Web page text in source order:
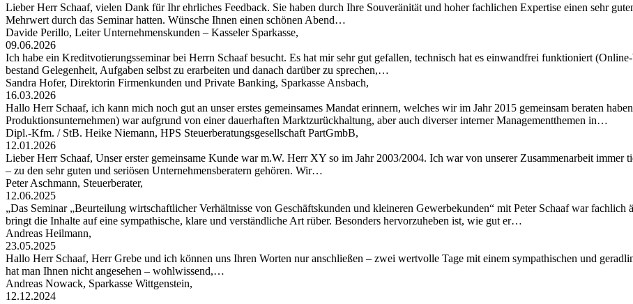
Lieber Herr Schaaf, vielen Dank für Ihr ehrliches Feedback. Sie haben durch Ihre Souveränität und hoher fachlichen Expertise einen sehr
Mehrwert durch das Seminar hatten. Wünsche Ihnen einen schönen Abend…
Davide Perillo, Leiter Unternehmenskunden – Kasseler Sparkasse,
09.06.2026
Ich habe ein Kreditvotierungsseminar bei Herrn Schaaf besucht. Es hat mir sehr gut gefallen, technisch hat es einwandfrei funktioniert
bestand Gelegenheit, Aufgaben selbst zu erarbeiten und danach darüber zu sprechen,…
Sandra Hofer, Direktorin Firmenkunden und Private Banking, Sparkasse Ansbach,
16.03.2026
Hallo Herr Schaaf, ich kann mich noch gut an unser erstes gemeinsames Mandat erinnern, welches wir im Jahr 2015 gemeinsam beraten
Produktionsunternehmen) war aufgrund von einer dauerhaften Marktzurückhaltung, aber auch diverser interner Managementthemen in…
Dipl.-Kfm. / StB. Heike Niemann, HPS Steuerberatungsgesellschaft PartGmbB,
12.01.2026
Lieber Herr Schaaf, Unser erster gemeinsame Kunde war m.W. Herr XY so im Jahr 2003/2004. Ich war von unserer Zusammenarbeit immer
– zu den sehr guten und seriösen Unternehmensberatern gehören. Wir…
Peter Aschmann, Steuerberater,
12.06.2025
„Das Seminar „Beurteilung wirtschaftlicher Verhältnisse von Geschäftskunden und kleineren Gewerbekunden“ mit Peter Schaaf war
bringt die Inhalte auf eine sympathische, klare und verständliche Art rüber. Besonders hervorzuheben ist, wie gut er…
Andreas Heilmann,
23.05.2025
Hallo Herr Schaaf, Herr Grebe und ich können uns Ihren Worten nur anschließen – zwei wertvolle Tage mit einem sympathischen und
hat man Ihnen nicht angesehen – wohlwissend,…
Andreas Nowack, Sparkasse Wittgenstein,
12.12.2024